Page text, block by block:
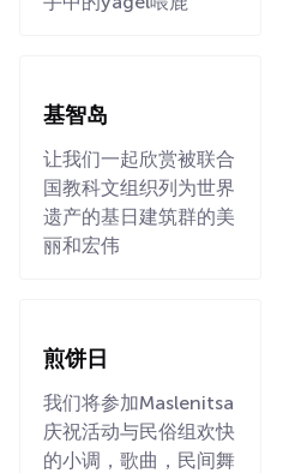
基智岛
让我们一起欣赏被联合
国教科文组织列为世界
遗产的基日建筑群的美
丽和宏伟
煎饼日
我们将参加Maslenitsa
庆祝活动与民俗组欢快
的小调，歌曲，民间舞